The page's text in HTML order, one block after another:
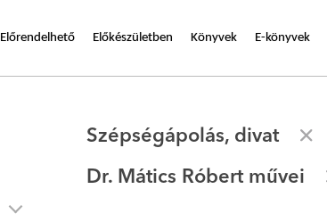
Előrendelhető Előkészületben Könyvek E-könyvek
Szépségápolás, divat
Dr. Mátics Róbert művei